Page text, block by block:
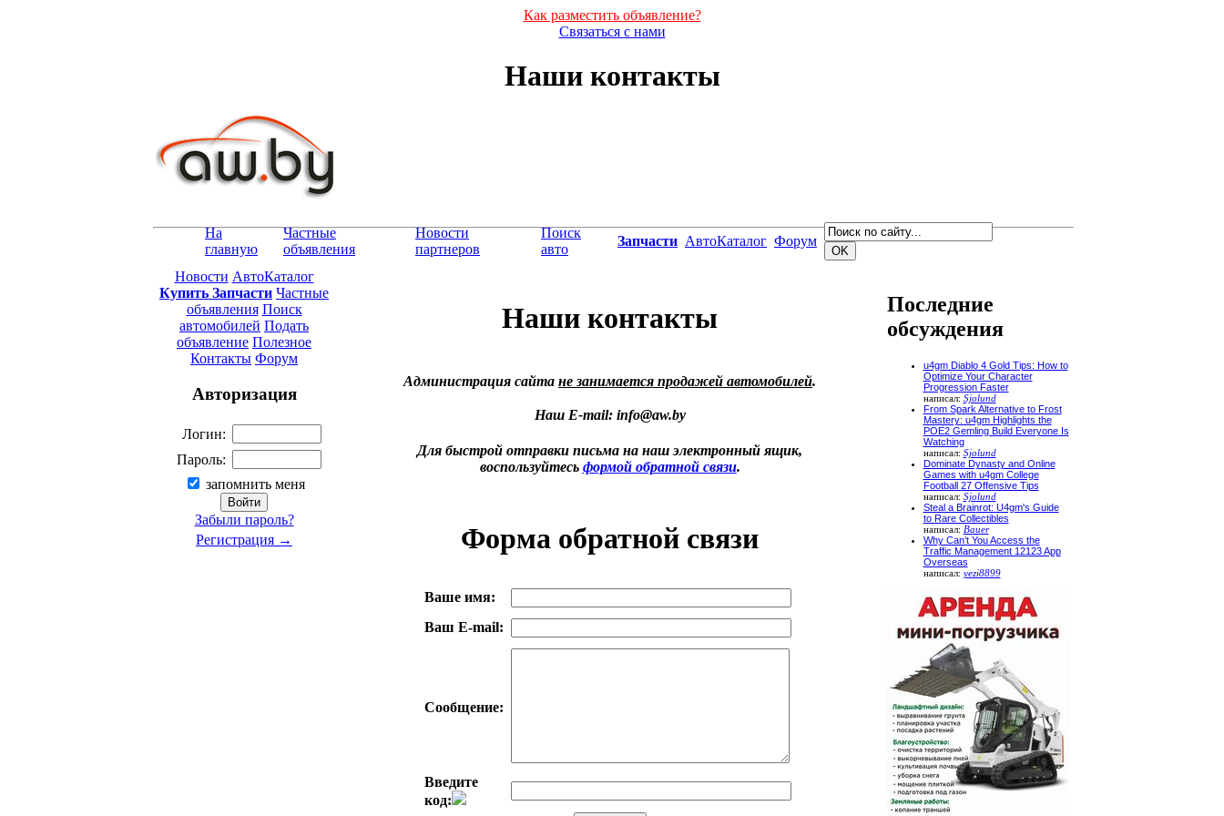
Как разместить объявление?
Связаться с нами
Наши контакты
На
главную
Частные
объявления
Новости
партнеров
Поиск
авто
Запчасти АвтоКаталог Форум
Новости АвтоКаталог
Купить Запчасти Частные
объявления Поиск
автомобилей Подать
объявление Полезное
Контакты Форум
Авторизация
Логин:
Пароль:
запомнить меня
Забыли пароль?
Регистрация →
Наши контакты
Администрация сайта не занимается продажей автомобилей.
Наш Е-mail: info@aw.by
Для быстрой отправки письма на наш электронный ящик,
воспользуйтесь формой обратной связи.
Форма обратной связи
Ваше имя:
Ваш E-mail:
Сообщение:
Введите
код:
Последние
обсуждения
u4gm Diablo 4 Gold Tips: How to
Optimize Your Character
Progression Faster
написал: Sjolund
From Spark Alternative to Frost
Mastery: u4gm Highlights the
POE2 Gemling Build Everyone Is
Watching
написал: Sjolund
Dominate Dynasty and Online
Games with u4gm College
Football 27 Offensive Tips
написал: Sjolund
Steal a Brainrot: U4gm's Guide
to Rare Collectibles
написал: Bauer
Why Can’t You Access the
Traffic Management 12123 App
Overseas
написал: yezi8899